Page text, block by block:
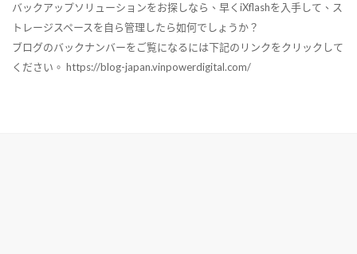
バックアップソリューションをお探しなら、早くiXflashを入手して、ス
トレージスペースを自ら管理したら如何でしょうか？
ブログのバックナンバーをご覧になるには下記のリンクをクリックして
ください。 https://blog-japan.vinpowerdigital.com/